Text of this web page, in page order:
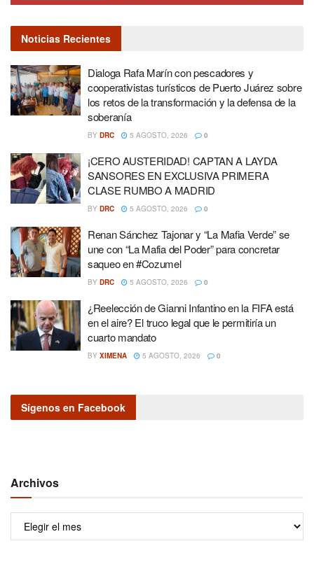
Noticias Recientes
Dialoga Rafa Marín con pescadores y
cooperativistas turísticos de Puerto Juárez sobre
los retos de la transformación y la defensa de la
soberanía
BY DRC 5 AGOSTO, 2026 0
¡CERO AUSTERIDAD! CAPTAN A LAYDA
SANSORES EN EXCLUSIVA PRIMERA
CLASE RUMBO A MADRID
BY DRC 5 AGOSTO, 2026 0
Renan Sánchez Tajonar y “La Mafia Verde” se
une con “La Mafia del Poder” para concretar
saqueo en #Cozumel
BY DRC 5 AGOSTO, 2026 0
¿Reelección de Gianni Infantino en la FIFA está
en el aire? El truco legal que le permitiría un
cuarto mandato
BY XIMENA 5 AGOSTO, 2026 0
Sígenos en Facebook
Archivos
Archivos